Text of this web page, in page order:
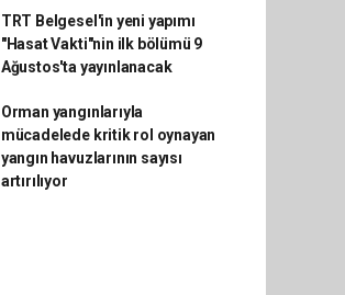
TRT Belgesel'in yeni yapımı
"Hasat Vakti"nin ilk bölümü 9
Ağustos'ta yayınlanacak
Orman yangınlarıyla
mücadelede kritik rol oynayan
yangın havuzlarının sayısı
artırılıyor